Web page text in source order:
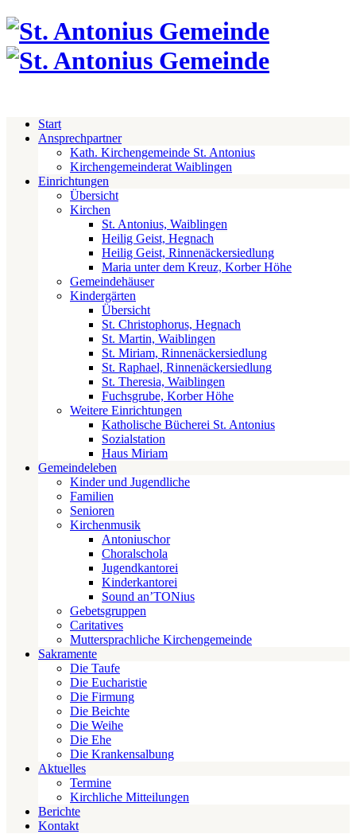
Start
Ansprechpartner
Kath. Kirchengemeinde St. Antonius
Kirchengemeinderat Waiblingen
Einrichtungen
Übersicht
Kirchen
St. Antonius, Waiblingen
Heilig Geist, Hegnach
Heilig Geist, Rinnenäckersiedlung
Maria unter dem Kreuz, Korber Höhe
Gemeindehäuser
Kindergärten
Übersicht
St. Christophorus, Hegnach
St. Martin, Waiblingen
St. Miriam, Rinnenäckersiedlung
St. Raphael, Rinnenäckersiedlung
St. Theresia, Waiblingen
Fuchsgrube, Korber Höhe
Weitere Einrichtungen
Katholische Bücherei St. Antonius
Sozialstation
Haus Miriam
Gemeindeleben
Kinder und Jugendliche
Familien
Senioren
Kirchenmusik
Antoniuschor
Choralschola
Jugendkantorei
Kinderkantorei
Sound an’TONius
Gebetsgruppen
Caritatives
Muttersprachliche Kirchengemeinde
Sakramente
Die Taufe
Die Eucharistie
Die Firmung
Die Beichte
Die Weihe
Die Ehe
Die Krankensalbung
Aktuelles
Termine
Kirchliche Mitteilungen
Berichte
Kontakt